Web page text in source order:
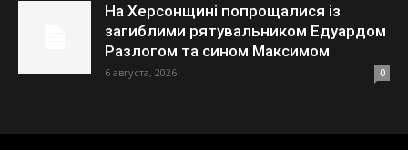
На Херсонщині попрощалися із
загиблими рятувальником Едуардом
Разлогом та сином Максимом
6 августа, 2026 0